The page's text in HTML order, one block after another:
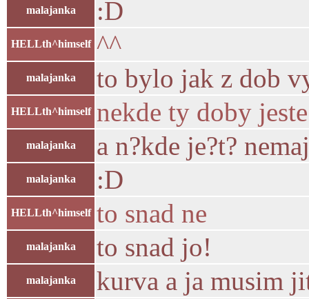
malajanka :D
HELLth^himself ^^
malajanka to bylo jak z dob
HELLth^himself nekde ty doby
malajanka a n?kde je?t?
malajanka :D
HELLth^himself to snad ne
malajanka to snad jo!
malajanka kurva a ja musim